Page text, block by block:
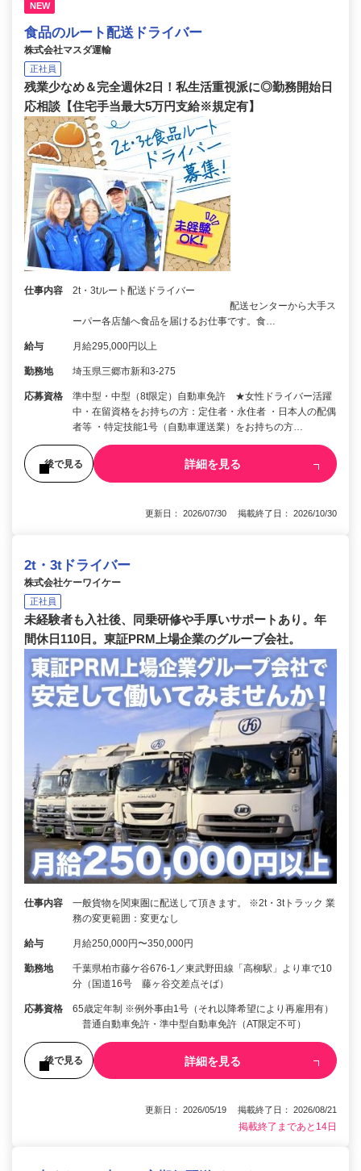
NEW
食品のルート配送ドライバー
株式会社マスダ運輸
正社員
残業少なめ＆完全週休2日！私生活重視派に◎勤務開始日
応相談【住宅手当最大5万円支給※規定有】
仕事内容
2t・3tルート配送ドライバー
配送センターから大手ス
ーパー各店舗へ食品を届けるお仕事です。食…
給与 月給295,000円以上
勤務地 埼玉県三郷市新和3-275
応募資格
準中型・中型（8t限定）自動車免許 ★女性ドライバー活躍
中・在留資格をお持ちの方：定住者・永住者 ・日本人の配偶
者等 ・特定技能1号（自動車運送業）をお持ちの方…
後で見る 詳細を見る
更新日： 2026/07/30 掲載終了日： 2026/10/30
2t・3tドライバー
株式会社ケーワイケー
正社員
未経験者も入社後、同乗研修や手厚いサポートあり。年
間休日110日。東証PRM上場企業のグループ会社。
仕事内容
一般貨物を関東圏に配送して頂きます。 ※2t・3tトラック 業
務の変更範囲：変更なし
給与 月給250,000円〜350,000円
勤務地
千葉県柏市藤ケ谷676-1／東武野田線「高柳駅」より車で10
分（国道16号 藤ヶ谷交差点そば）
応募資格
65歳定年制 ※例外事由1号（それ以降希望により再雇用有）
普通自動車免許・準中型自動車免許（AT限定不可）
後で見る 詳細を見る
更新日： 2026/05/19 掲載終了日： 2026/08/21
掲載終了まであと14日